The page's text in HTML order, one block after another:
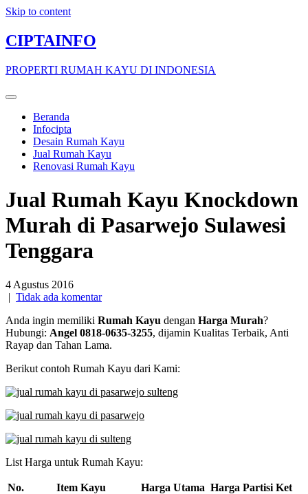
Skip to content
CIPTAINFO
PROPERTI RUMAH KAYU DI INDONESIA
Beranda
Infocipta
Desain Rumah Kayu
Jual Rumah Kayu
Renovasi Rumah Kayu
Jual Rumah Kayu Knockdown
Murah di Pasarwejo Sulawesi
Tenggara
4 Agustus 2016
| Tidak ada komentar
Anda ingin memiliki Rumah Kayu dengan Harga Murah?
Hubungi: Angel 0818-0635-3255, dijamin Kualitas Terbaik, Anti
Rayap dan Tahan Lama.
Berikut contoh Rumah Kayu dari Kami:
List Harga untuk Rumah Kayu:
No. Item Kayu Harga Utama Harga Partisi Ket